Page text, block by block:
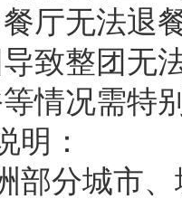
厅无法退
致整团无
情况需特
明：
部分城市